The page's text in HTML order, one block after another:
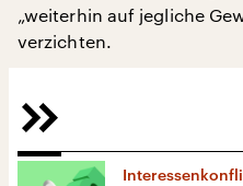
„weiterhin auf jegliche
verzichten.